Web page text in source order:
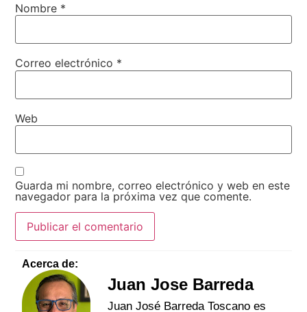
Nombre *
Correo electrónico *
Web
Guarda mi nombre, correo electrónico y web en este
navegador para la próxima vez que comente.
Acerca de:
Juan Jose Barreda
Juan José Barreda Toscano es